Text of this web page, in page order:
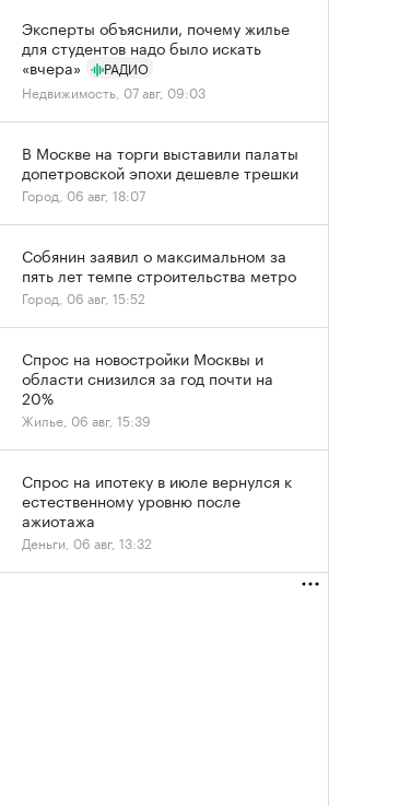
Эксперты объяснили, почему жилье
для студентов надо было искать
«вчера»
РАДИО
Недвижимость, 07 авг, 09:03
В Москве на торги выставили палаты
допетровской эпохи дешевле трешки
Город, 06 авг, 18:07
Собянин заявил о максимальном за
пять лет темпе строительства метро
Город, 06 авг, 15:52
Спрос на новостройки Москвы и
области снизился за год почти на
20%
Жилье, 06 авг, 15:39
Спрос на ипотеку в июле вернулся к
естественному уровню после
ажиотажа
Деньги, 06 авг, 13:32